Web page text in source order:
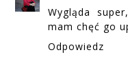
Wygląda
mam chęć go
Odpowiedz